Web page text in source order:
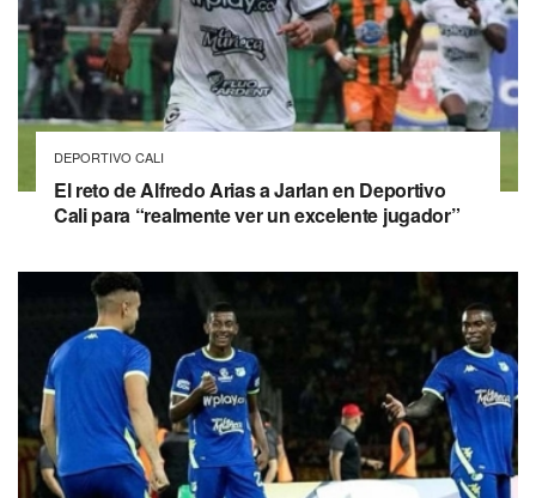
DEPORTIVO CALI
El reto de Alfredo Arias a Jarlan en Deportivo
Cali para “realmente ver un excelente jugador”